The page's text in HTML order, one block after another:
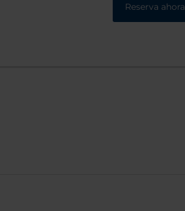
encontrarás tiendas, cafeterías y
Reserva ahora